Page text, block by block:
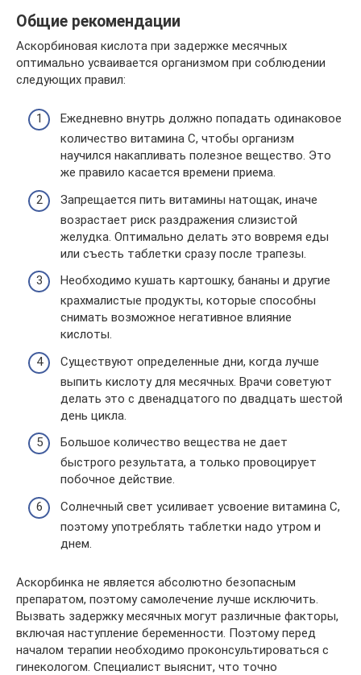
Общие рекомендации
Аскорбиновая кислота при задержке месячных
оптимально усваивается организмом при соблюдении
следующих правил:
Ежедневно внутрь должно попадать одинаковое
количество витамина С, чтобы организм
научился накапливать полезное вещество. Это
же правило касается времени приема.
Запрещается пить витамины натощак, иначе
возрастает риск раздражения слизистой
желудка. Оптимально делать это вовремя еды
или съесть таблетки сразу после трапезы.
Необходимо кушать картошку, бананы и другие
крахмалистые продукты, которые способны
снимать возможное негативное влияние
кислоты.
Существуют определенные дни, когда лучше
выпить кислоту для месячных. Врачи советуют
делать это с двенадцатого по двадцать шестой
день цикла.
Большое количество вещества не дает
быстрого результата, а только провоцирует
побочное действие.
Солнечный свет усиливает усвоение витамина С,
поэтому употреблять таблетки надо утром и
днем.
Аскорбинка не является абсолютно безопасным
препаратом, поэтому самолечение лучше исключить.
Вызвать задержку месячных могут различные факторы,
включая наступление беременности. Поэтому перед
началом терапии необходимо проконсультироваться с
гинекологом. Специалист выяснит, что точно